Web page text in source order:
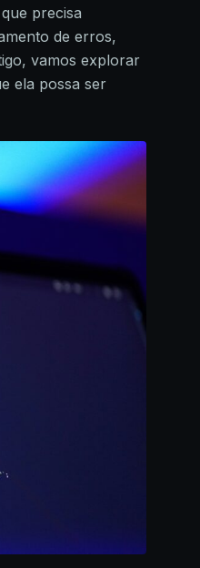
precisa
de erros,
vamos explorar
ela possa ser